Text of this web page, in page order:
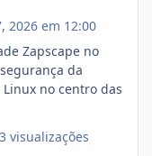
2026 em 12:00
Zapscape no
da
no centro das
visualizações